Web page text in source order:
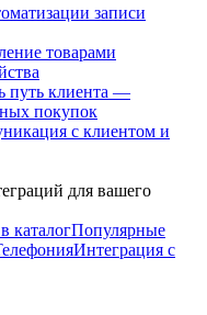
записи
товарами
путь клиента —
покупок
с клиентом и
для вашего
каталогПопулярные
Интеграция с